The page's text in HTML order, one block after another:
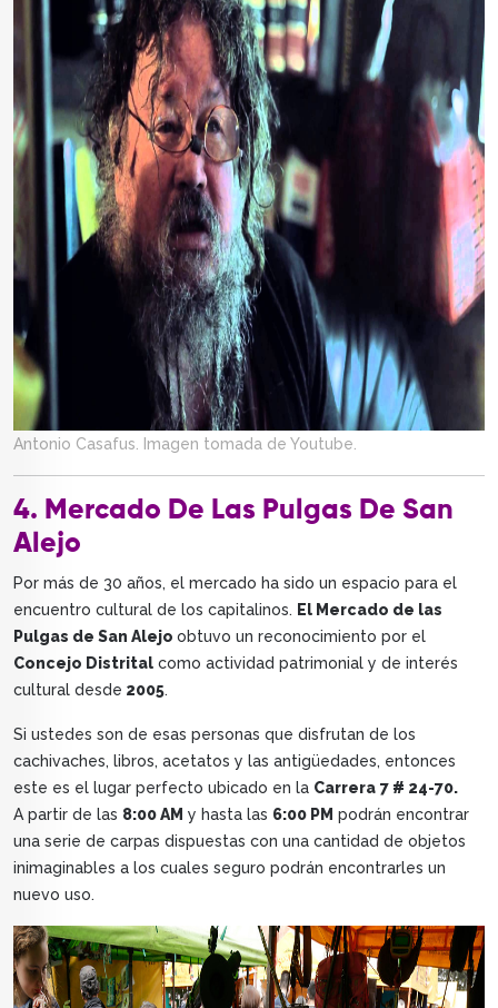
Antonio Casafus. Imagen tomada de Youtube.
4. Mercado De Las Pulgas De San
Alejo
Por más de 30 años, el mercado ha sido un espacio para el
encuentro cultural de los capitalinos. El Mercado de las
Pulgas de San Alejo obtuvo un reconocimiento por el
Concejo Distrital como actividad patrimonial y de interés
cultural desde 2005.
Si ustedes son de esas personas que disfrutan de los
cachivaches, libros, acetatos y las antigüedades, entonces
este es el lugar perfecto ubicado en la Carrera 7 # 24-70.
A partir de las 8:00 AM y hasta las 6:00 PM podrán encontrar
una serie de carpas dispuestas con una cantidad de objetos
inimaginables a los cuales seguro podrán encontrarles un
nuevo uso.